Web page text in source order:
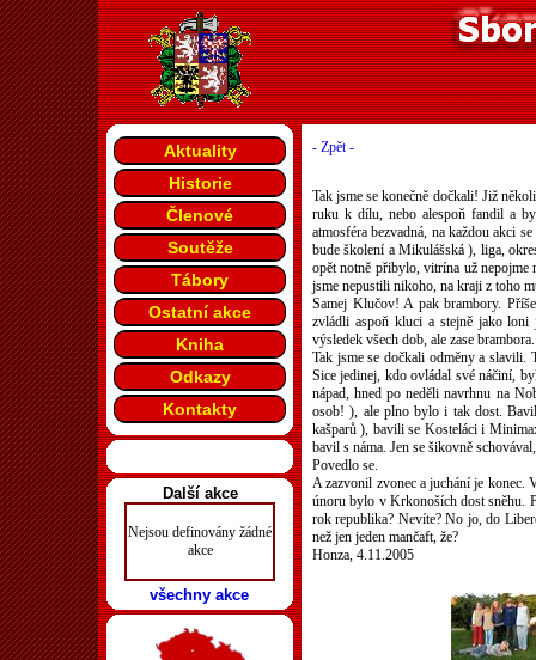
- Zpět -
Tak jsme se konečně dočkali! Již
ruku k dílu, nebo alespoň fandil a
atmosféra bezvadná, na každou akci
bude školení a Mikulášská ), liga,
opět notně přibylo, vitrína už
jsme nepustili nikoho, na kraji z toho
Samej Klučov! A pak brambory.
zvládli aspoň kluci a stejně jako
výsledek všech dob, ale zase
Tak jsme se dočkali odměny a slavili.
Sice jedinej, kdo ovládal své náčiní,
nápad, hned po neděli navrhnu na
osob! ), ale plno bylo i tak dost.
kašparů ), bavili se Kosteláci i
bavil s náma. Jen se šikovně
Povedlo se.
A zazvonil zvonec a juchání je konec.
únoru bylo v Krkonoších dost sněhu.
rok republika? Nevíte? No jo, do
než jen jeden mančaft, že?
Honza, 4.11.2005
Aktuality
Historie
Členové
Soutěže
Tábory
Ostatní akce
Kniha
Odkazy
Kontakty
Další akce
Nejsou definovány žádné
akce
všechny akce